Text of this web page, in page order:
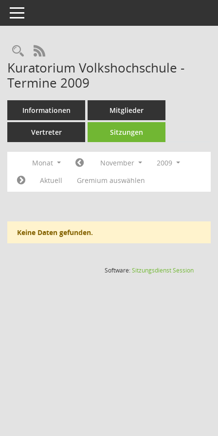
Toggle navigation
Rechercheauswahl
RSS-Feed
Kuratorium Volkshochschule -
Termine 2009
Informationen Mitglieder
Vertreter Sitzungen
Monat November
2009
Aktuell
Gremium auswählen
Keine Daten gefunden.
Software:SitzungsdienstSession(Wird in